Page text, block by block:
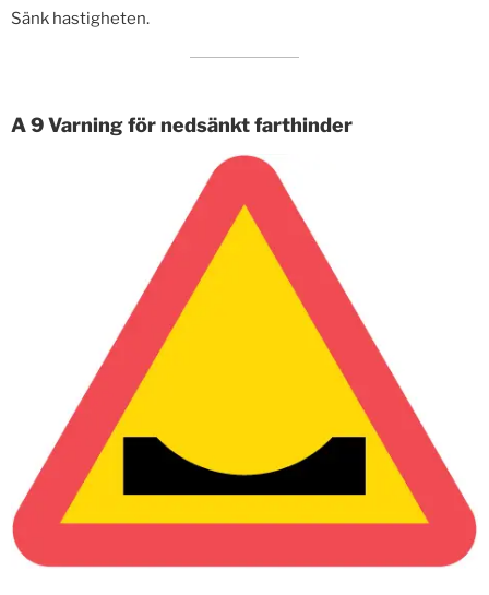
Sänk hastigheten.
A 9 Varning för nedsänkt farthinder